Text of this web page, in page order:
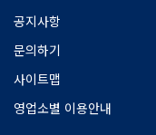
공지사항
문의하기
사이트맵
영업소별 이용안내